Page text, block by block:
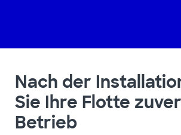
Nach der
Sie Ihre Flotte
Betrieb